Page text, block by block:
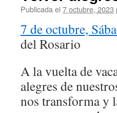
Publicada el 7 octubre, 2023
7 de octubre,
del Rosario
A la vuelta de
alegres de
nos transforma y